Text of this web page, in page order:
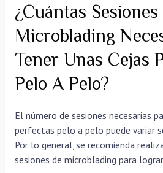
¿Cuántas Sesiones
Microblading
Tener Unas Cejas
Pelo A Pelo?
El número de sesiones necesarias
perfectas pelo a pelo puede variar
Por lo general, se recomienda
sesiones de microblading para